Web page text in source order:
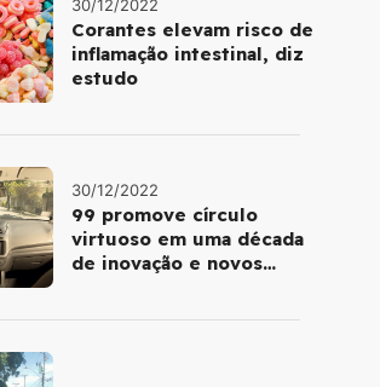
30/12/2022
Corantes elevam risco de
inflamação intestinal, diz
estudo
30/12/2022
99 promove círculo
virtuoso em uma década
de inovação e novos